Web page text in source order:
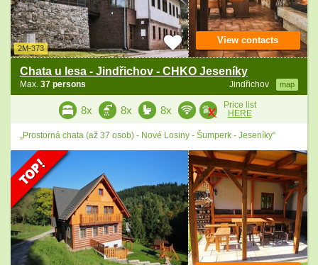
2M-373
Chata u lesa - Jindřichov - CHKO Jeseníky
Jindřichov map
Max. 37 persons
View contacts
8x 8x 8x
Price list
HERE
„Prostorná chata (až 37 osob) - Nové Losiny - Šumperk - Jeseníky“